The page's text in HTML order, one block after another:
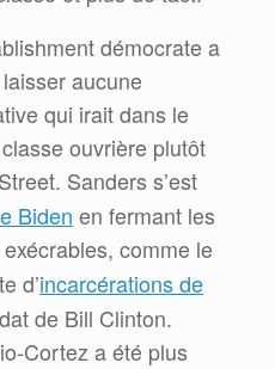
démocrate a
aucune
qui irait dans le
ouvrière plutôt
Sanders s’est
Biden en fermant les
comme le
d’incarcérations de
de Bill Clinton.
Cortez a été plus